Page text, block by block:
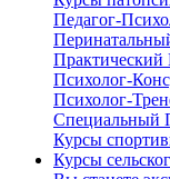
Педагог-
Практический
Психолог-
Психолог-
Специальный
Курсы
Курсы